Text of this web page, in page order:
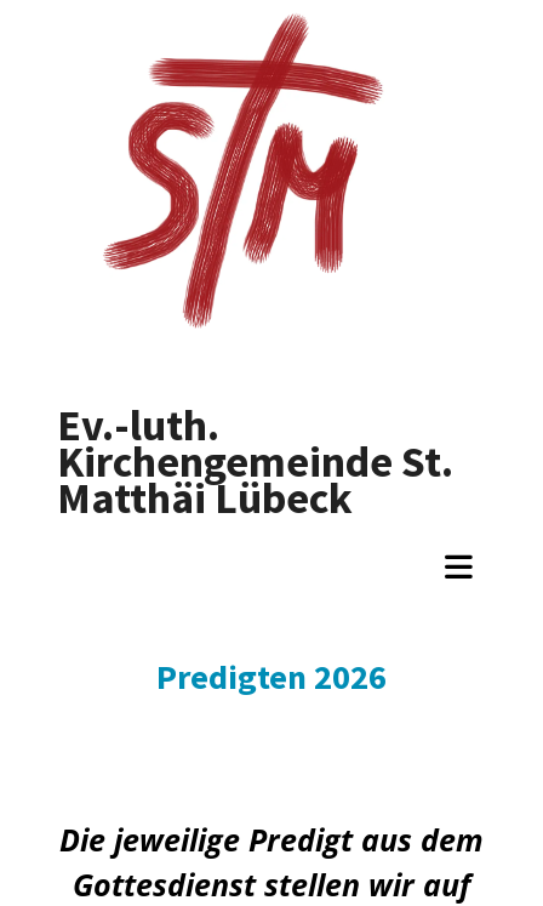
Ev.-luth.
Kirchengemeinde St.
Matthäi Lübeck
Predigten 2026
Die jeweilige Predigt aus dem
Gottesdienst stellen wir auf